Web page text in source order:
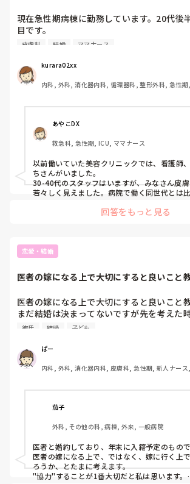
現在急性期病棟に勤務しています。20代後
目です。
結婚し子育てするにあたって、夜勤のない
ちょうど美容皮膚科・美容クリニックに興
ろ調べていますが、
勤務終了時間が遅い、日祝休みが難しいな
それに、子育て世代ではなく若い方が勤務
もあります。（勝手なイメージです。）
もし美容領域で働いている方がいましたら
か、子育てとの両立は可能なのか、
教えていただけたら助かります。
皮膚科 結婚 ママナース
kurara02xx
内科, 外科, 消化器内科, 循環器科, 整形外科, 急性期
あやこDX
救急科, 急性期, ICU, ママナース
以前働いていた美容クリニックでは、看護師
ちさんがいました。
30-40代のスタッフはいますが、みなさん皮
若々しく見えました。病院で働く同世代とは
延長保育や、土日に空いてる保育園もあるし
回答をもっと見る
恋愛・結婚
医者の嫁になる上で大切にすると良いこと
医者の嫁になる上で大切にすると良いこと
まだ結婚は決まってないですが先を考えた
にいたいと思うようになりました。ですが
ところなので教えてください。
彼氏 結婚 子ども
ぱー
内科, 外科, 消化器内科, 皮膚科, 急性期, 新人ナース
茄子
外科, その他の科, 病棟, 外来, 一般病院
医者と婚約しており、年末に入籍予定のもので
医者の嫁になる上で、ではなく、嫁に行く上
ろうか、とたまに考えます。
"協力"することが1番大切だと私は思います。